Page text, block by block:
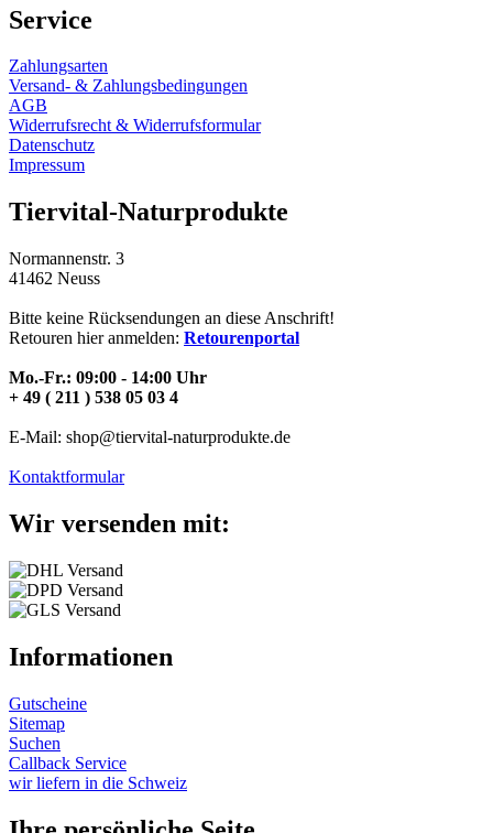
Service
Zahlungsarten
Versand- & Zahlungsbedingungen
AGB
Widerrufsrecht & Widerrufsformular
Datenschutz
Impressum
Tiervital-Naturprodukte
Normannenstr. 3
41462 Neuss
Bitte keine Rücksendungen an diese Anschrift!
Retouren hier anmelden: Retourenportal
Mo.-Fr.: 09:00 - 14:00 Uhr
+ 49 ( 211 ) 538 05 03 4
E-Mail: shop@tiervital-naturprodukte.de
Kontaktformular
Wir versenden mit:
Informationen
Gutscheine
Sitemap
Suchen
Callback Service
wir liefern in die Schweiz